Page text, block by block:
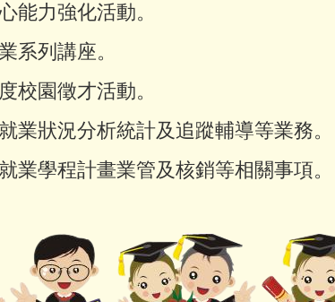
能力強化活動。
系列講座。
校園徵才活動。
業狀況分析統計及追蹤輔導等業務。
業學程計畫業管及核銷等相關事項。